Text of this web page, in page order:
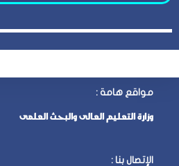
مواقع هامة :
وزارة التعليم العالى والبحث العلمى
الإتصال بنا :